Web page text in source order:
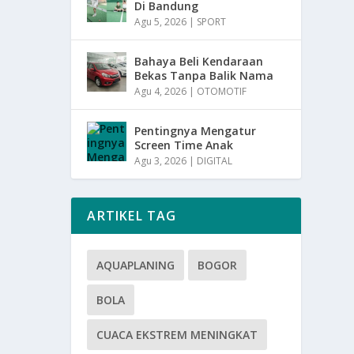
Di Bandung
Agu 5, 2026 | SPORT
Bahaya Beli Kendaraan
Bekas Tanpa Balik Nama
Agu 4, 2026 | OTOMOTIF
Pentingnya Mengatur
Screen Time Anak
Agu 3, 2026 | DIGITAL
ARTIKEL TAG
AQUAPLANING BOGOR
BOLA
CUACA EKSTREM MENINGKAT